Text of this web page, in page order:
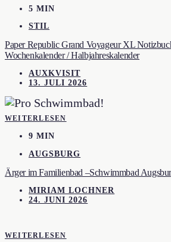
5 MIN
STIL
Paper Republic Grand Voyageur XL
Wochenkalender / Halbjahreskalender
AUXKVISIT
13. JULI 2026
WEITERLESEN
9 MIN
AUGSBURG
Ärger im Familienbad –Schwimmbad
MIRIAM LOCHNER
24. JUNI 2026
WEITERLESEN